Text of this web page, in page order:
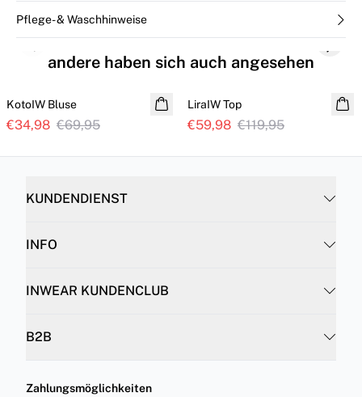
Pflege- & Waschhinweise
andere haben sich auch angesehen
KotoIW Bluse
€34,98 €69,95
100% Seide
SALE
LiraIW Top
€59,98 €119,95
Previous slide Next
KUNDENDIENST
INFO
INWEAR KUNDENCLUB
B2B
Zahlungsmöglichkeiten